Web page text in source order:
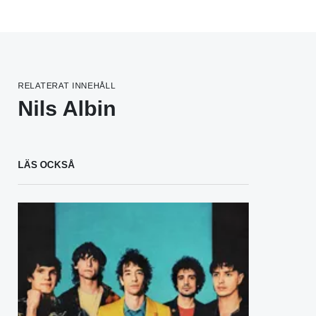
RELATERAT INNEHÅLL
Nils Albin
LÄS OCKSÅ